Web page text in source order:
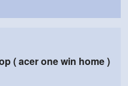
( acer one win home )